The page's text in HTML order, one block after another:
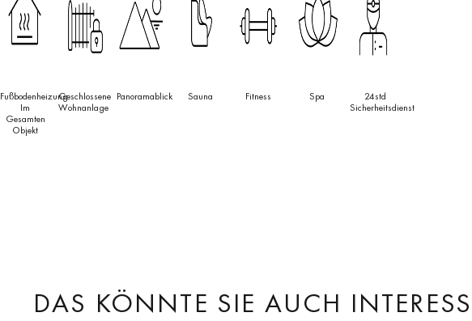
Fußbodenheizung
Im
Gesamten
Objekt
Geschlossene
Wohnanlage
Panoramablick Sauna Fitness Spa
24std
Sicherheitsdienst
DAS KÖNNTE SIE AUCH